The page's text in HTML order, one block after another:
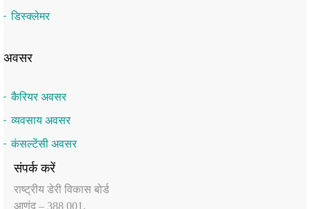
डिस्क्लेमर
अवसर
कैरियर अवसर
व्यवसाय अवसर
कंसल्टेंसी अवसर
संपर्क करें
राष्‍ट्रीय डेरी विकास बोर्ड
आणंद – 388 001,